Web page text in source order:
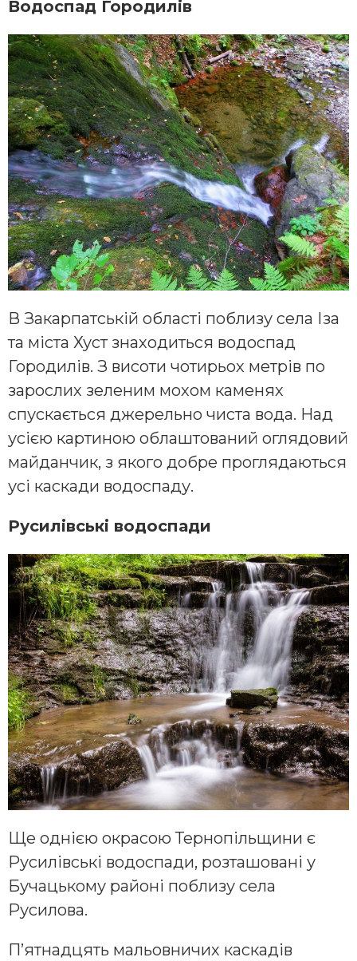
Водоспад Городилів
В Закарпатській області поблизу села Іза
та міста Хуст знаходиться водоспад
Городилів. З висоти чотирьох метрів по
зарослих зеленим мохом каменях
спускається джерельно чиста вода. Над
усією картиною облаштований оглядовий
майданчик, з якого добре проглядаються
усі каскади водоспаду.
Русилівські водоспади
Ще однією окрасою Тернопільщини є
Русилівські водоспади, розташовані у
Бучацькому районі поблизу села
Русилова.
П’ятнадцять мальовничих каскадів